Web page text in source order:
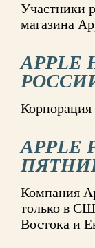
Участники
магазина
Компания
только в
Востока и